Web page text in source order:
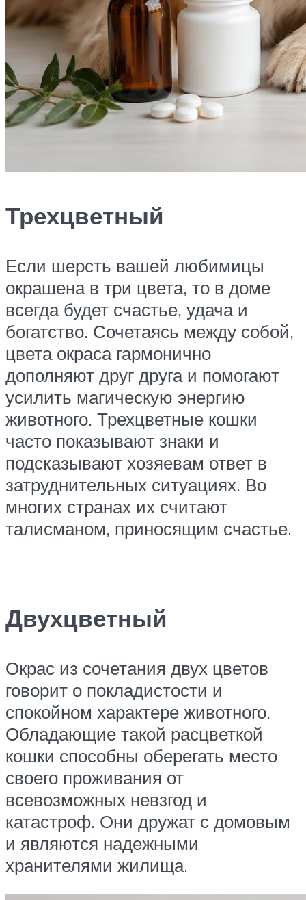
Трехцветный
Если шерсть вашей любимицы
окрашена в три цвета, то в доме
всегда будет счастье, удача и
богатство. Сочетаясь между собой,
цвета окраса гармонично
дополняют друг друга и помогают
усилить магическую энергию
животного. Трехцветные кошки
часто показывают знаки и
подсказывают хозяевам ответ в
затруднительных ситуациях. Во
многих странах их считают
талисманом, приносящим счастье.
Двухцветный
Окрас из сочетания двух цветов
говорит о покладистости и
спокойном характере животного.
Обладающие такой расцветкой
кошки способны оберегать место
своего проживания от
всевозможных невзгод и
катастроф. Они дружат с домовым
и являются надежными
хранителями жилища.